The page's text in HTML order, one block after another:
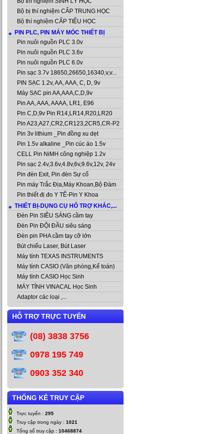
Bộ bị thí nghiệm CẤP TRUNG HỌC
Bộ thí nghiệm CẤP TIỂU HỌC
PIN PLC, PIN MÁY MÓC THIẾT BỊ
Pin nuôi nguồn PLC 3.0v
Pin nuôi nguồn PLC 3.6v
Pin nuôi nguồn PLC 6.0v
Pin sạc 3.7v 18650,26650,16340,v,v...
PIN SẠC 1.2v, AA, AAA, C, D, 9v
Máy SẠC pin AA,AAA,C,D,9v
Pin AA, AAA, AAAA, LR1, E96
Pin C,D,9v Pin R14,LR14,R20,LR20
Pin A23,A27,CR2,CR123,2CR5,CR-P2
Pin 3v lithium _Pin đồng xu dẹt
Pin 1.5v alkaline _Pin cúc áo 1.5v
CELL Pin NiMH công nghiệp 1.2v
Pin sạc 2.4v,3.6v,4.8v,6v,9.6v,12v, 24v
Pin đèn Exit, Pin đèn Sự cố
Pin máy Trắc Địa,Máy Khoan,Bộ Đàm
Pin thiết đị đo Y TẾ-Pin Y Khoa
THIẾT BỊ-DỤNG CỤ HỔ TRỢ KHÁC,...
Đèn Pin SIÊU SÁNG cầm tay
Đèn Pin ĐỘI ĐẦU siêu sáng
Đèn pin PHA cầm tay cỡ lớn
Bút chiếu Laser, Bút Laser
Máy tính TEXAS INSTRUMENTS
Máy tính CASIO (Văn phòng,Kế toán)
Máy tính CASIO Học Sinh
MÁY TÍNH VINACAL Học Sinh
Adaptor các loại ,...
HỖ TRỢ TRỰC TUYẾN
(08) 3838 3756
0978 195 749
0903 352 340
THỐNG KÊ TRUY CẬP
Trực tuyến : 295
Truy cập trong ngày : 1021
Tổng số truy cập : 10468874